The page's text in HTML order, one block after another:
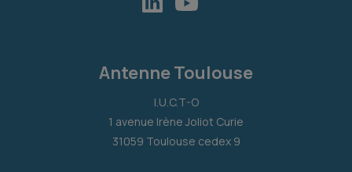
Antenne Toulouse
I.U.C.T-O
1 avenue Irène Joliot Curie
31059 Toulouse cedex 9